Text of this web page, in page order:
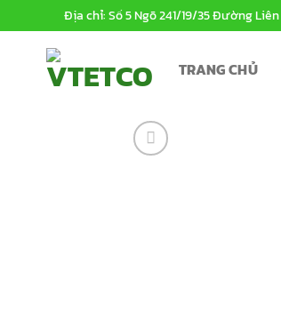
qua
Địa chỉ: Số 5 Ngõ 241/19/35 Đường
TRANG CHỦ